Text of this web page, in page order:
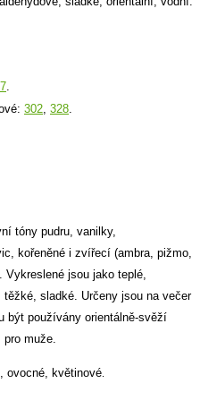
.
302, 328.
tóny pudru, vanilky,
kořeněné i zvířecí (ambra, pižmo,
Vykreslené jsou jako teplé,
sladké. Určeny jsou na večer
být používány orientálně-svěží
pro muže.
ovocné, květinové